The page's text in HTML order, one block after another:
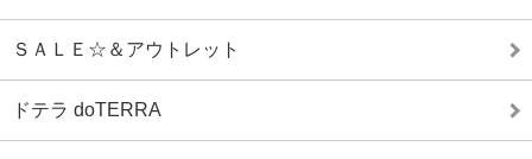
ＳＡＬＥ☆＆アウトレット
ドテラ doTERRA